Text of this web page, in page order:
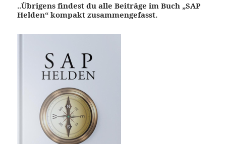
..Übrigens findest du alle Beiträge im Buch „SAP
Helden“ kompakt zusammengefasst.